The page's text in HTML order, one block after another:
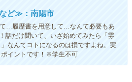
ど≫：南陽市
て…履歴書を用意して…なんて必要もあ
話だけ聞いて、いざ始めてみたら「雰
なんてコトになるのは損ですよね。実
ポイントです！※学生不可